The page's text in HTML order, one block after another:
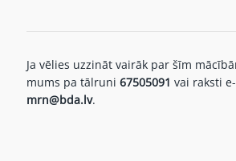
Ja vēlies uzzināt vairāk par šīm
mums pa tālruni 67505091 vai raksti
mrn@bda.lv.